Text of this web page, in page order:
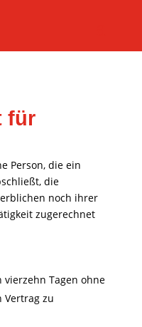
für
Person, die ein
die
noch ihrer
zugerechnet
vierzehn Tagen ohne
Vertrag zu